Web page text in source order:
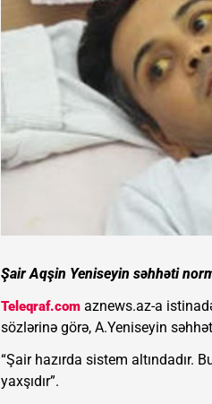
Şair Aqşin Yeniseyin səhhəti
Teleqraf.com aznews.az-a
sözlərinə görə, A.Yeniseyin
“Şair hazırda sistem altındadır.
yaxşıdır”.